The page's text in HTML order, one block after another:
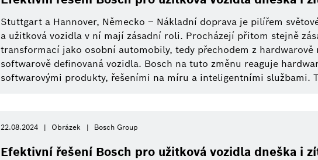
Stuttgart a Hannover, Německo – Nákladní doprava je pilířem
a užitková vozidla v ní mají zásadní roli. Procházejí přitom stejně
transformací jako osobní automobily, tedy přechodem z hardwarově
softwarově definovaná vozidla. Bosch na tuto změnu reaguje
softwarovými produkty, řešeními na míru a inteligentními službami.
22.08.2024 Obrázek Bosch Group
Efektivní řešení Bosch pro užitková vozidla dneška i